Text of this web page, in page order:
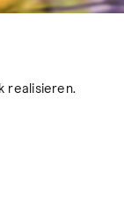
realisieren.